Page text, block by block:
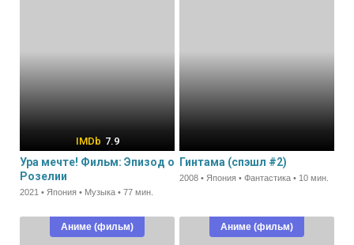
7.9
Ура мечте! Фильм: Эпизод о
Розелии
2021 • Япония • Музыка • 77 мин.
Гинтама (спэшл #2)
2008 • Япония • Фантастика • 10 мин.
Аниме (фильм) Аниме (фильм)